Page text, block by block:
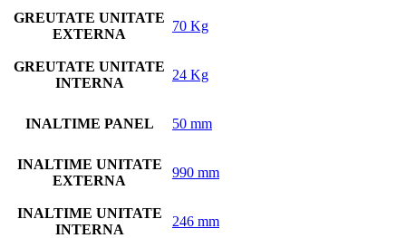
GREUTATE UNITATE
EXTERNA
70 Kg
GREUTATE UNITATE
INTERNA
24 Kg
INALTIME PANEL 50 mm
INALTIME UNITATE
EXTERNA
990 mm
INALTIME UNITATE
INTERNA
246 mm